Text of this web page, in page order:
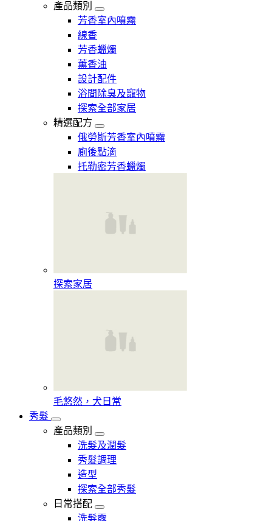
產品類別
芳香室內噴霧
線香
芳香蠟燭
薰香油
設計配件
浴間除臭及寵物
探索全部家居
精選配方
俄勞斯芳香室內噴霧
廁後點滴
托勒密芳香蠟燭
探索家居
毛悠然，犬日常
秀髮
產品類別
洗髮及潤髮
秀髮調理
造型
探索全部秀髮
日常搭配
洗髮露